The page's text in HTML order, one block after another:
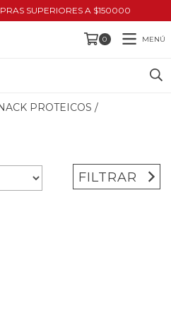
SUPERIORES A $150000
0 MENÚ
PROTEICOS /
FILTRAR